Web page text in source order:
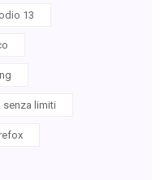
13
senza limiti